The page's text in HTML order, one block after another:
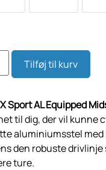
Tilføj til kurv
Sport AL Equipped
til dig, der vil kunne
aluminiumsstel med
den robuste drivlinje
ture.